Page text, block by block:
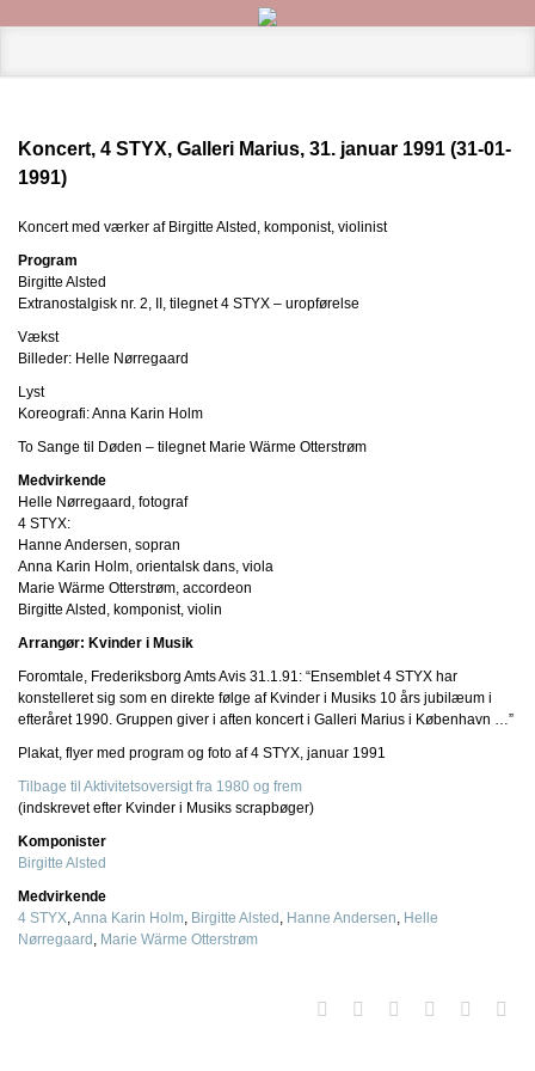
Koncert, 4 STYX, Galleri Marius, 31. januar 1991 (31-01-
1991)
Koncert med værker af Birgitte Alsted, komponist, violinist
Program
Birgitte Alsted
Extranostalgisk nr. 2, II, tilegnet 4 STYX – uropførelse
Vækst
Billeder: Helle Nørregaard
Lyst
Koreografi: Anna Karin Holm
To Sange til Døden – tilegnet Marie Wärme Otterstrøm
Medvirkende
Helle Nørregaard, fotograf
4 STYX:
Hanne Andersen, sopran
Anna Karin Holm, orientalsk dans, viola
Marie Wärme Otterstrøm, accordeon
Birgitte Alsted, komponist, violin
Arrangør: Kvinder i Musik
Foromtale, Frederiksborg Amts Avis 31.1.91: “Ensemblet 4 STYX har
konstelleret sig som en direkte følge af Kvinder i Musiks 10 års jubilæum i
efteråret 1990. Gruppen giver i aften koncert i Galleri Marius i København …”
Plakat, flyer med program og foto af 4 STYX, januar 1991
Tilbage til Aktivitetsoversigt fra 1980 og frem
(indskrevet efter Kvinder i Musiks scrapbøger)
Komponister
Birgitte Alsted
Medvirkende
4 STYX,Anna Karin Holm, Birgitte Alsted , Hanne Andersen, Helle
Nørregaard , Marie Wärme Otterstrøm